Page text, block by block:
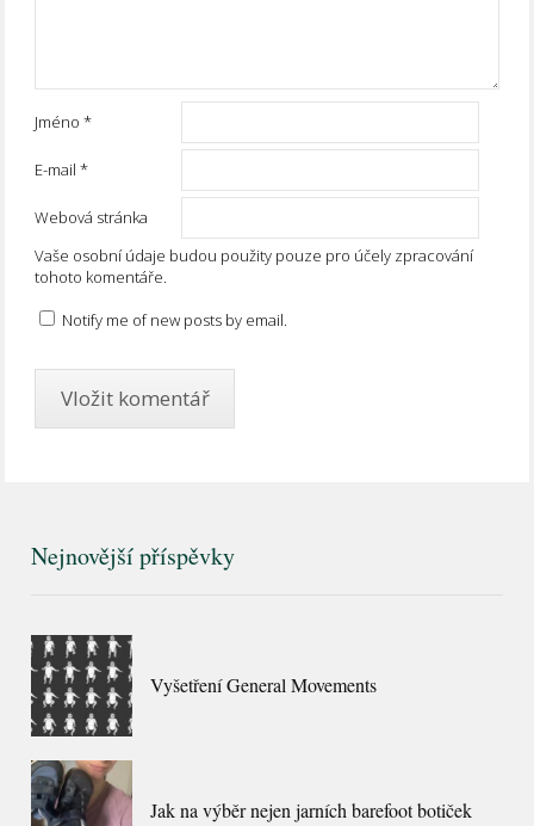
Jméno*
E-mail*
Webová stránka
Vaše osobní údaje budou použity pouze pro účely zpracování
tohoto komentáře.
Notify me of new posts by email.
Nejnovější příspěvky
Vyšetření General Movements
Jak na výběr nejen jarních barefoot botiček